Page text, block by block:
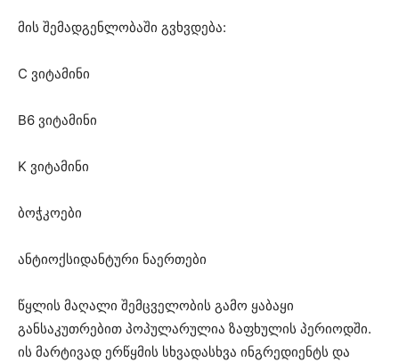
მის შემადგენლობაში გვხვდება:
C ვიტამინი
B6 ვიტამინი
K ვიტამინი
ბოჭკოები
ანტიოქსიდანტური ნაერთები
წყლის მაღალი შემცველობის გამო ყაბაყი
განსაკუთრებით პოპულარულია ზაფხულის პერიოდში.
ის მარტივად ერწყმის სხვადასხვა ინგრედიენტს და